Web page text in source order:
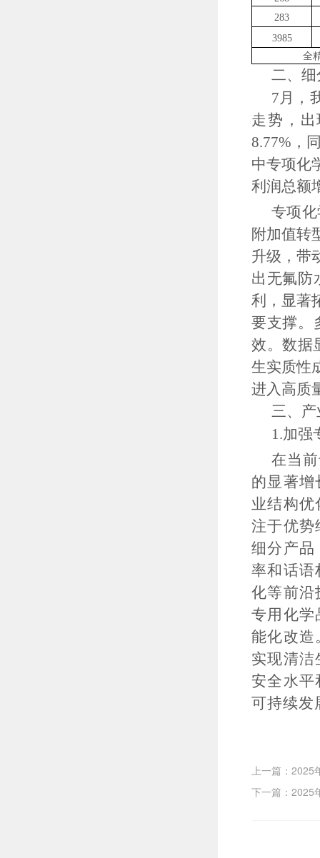
283
3985
全
二、
7月，
走势，出
8.77% ，
中专项化
利润总额
专项
附加值转
升级，带
出无氟防
利，显著
要支撑。
效。数据
生实质性
进入高质
三、
1.加强
在当
的显著增
业结构优
注于优势
细分产品
率和话语
化等前沿
专用化学
能化改造
实现清洁
安全水平
可持续发
上一篇：2025
下一篇：2025